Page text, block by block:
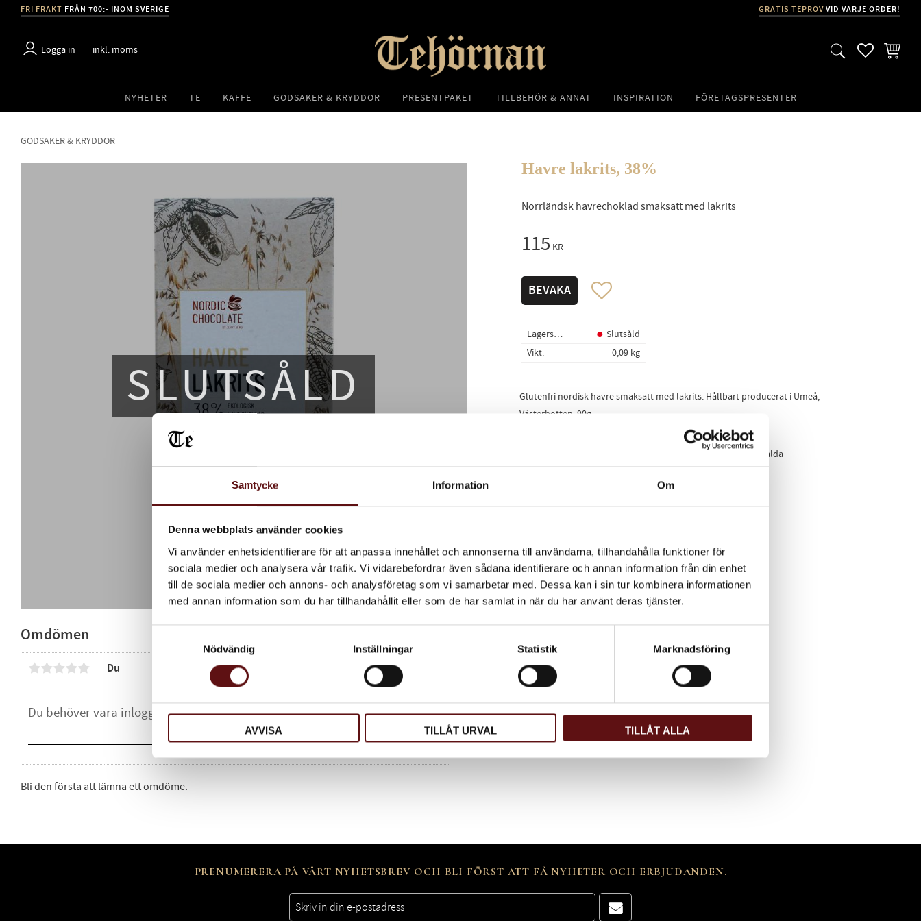
Samtycke Information Om
Denna webbplats använder cookies
Vi använder enhetsidentifierare för att anpassa innehållet och annonserna till användarna, tillhandahålla funktioner för
sociala medier och analysera vår trafik. Vi vidarebefordrar även sådana identifierare och annan information från din enhet
till de sociala medier och annons- och analysföretag som vi samarbetar med. Dessa kan i sin tur kombinera informationen
med annan information som du har tillhandahållit eller som de har samlat in när du har använt deras tjänster.
Nödvändig
Inställningar Statistik Marknadsföring
AVVISA TILLÅT URVAL TILLÅT ALLA
FRI FRAKT FRÅN 700:- INOM SVERIGE GRATIS TEPROVVID VARJE ORDER!
Logga in inkl. moms FAVORITER
NYHETER TE KAFFE GODSAKER & KRYDDOR PRESENTPAKET TILLBEHÖR & ANNAT INSPIRATION FÖRETAGSPRESENTER
GODSAKER & KRYDDOR
Havre lakrits, 38%
Norrländsk havrechoklad smaksatt med lakrits
SLUTSÅLD
115 KR
Lägg till i favoriter
BEVAKA
Lagerstatus
Slutsåld
Vikt
0,09 kg
Glutenfri nordisk havre smaksatt med lakrits. Hållbart producerat i Umeå,
Västerbotten. 90g.
*socker, *kakaosmör, *havrepulver, * glutenfri havre, *stenmalda
Dela med dig
Facebook
TwitterLinkedIn
Omdömen
Du
Bli den första att lämna ett omdöme.
PRENUMERERA PÅ VÅRT NYHETSBREV OCH BLI FÖRST ATT FÅ NYHETER OCH ERBJUDANDEN.